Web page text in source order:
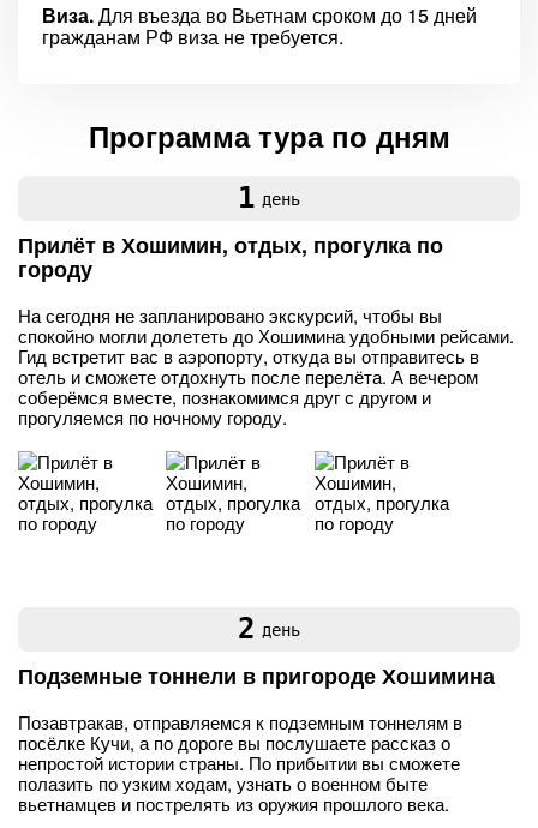
Виза.Для въезда во Вьетнам сроком до 15 дней
гражданам РФ виза не требуется.
Программа тура по дням
1 день
Прилёт в Хошимин, отдых, прогулка по
городу
На сегодня не запланировано экскурсий, чтобы вы
спокойно могли долететь до Хошимина удобными рейсами.
Гид встретит вас в аэропорту, откуда вы отправитесь в
отель и сможете отдохнуть после перелёта. А вечером
соберёмся вместе, познакомимся друг с другом и
прогуляемся по ночному городу.
2 день
Подземные тоннели в пригороде Хошимина
Позавтракав, отправляемся к подземным тоннелям в
посёлке Кучи, а по дороге вы послушаете рассказ о
непростой истории страны. По прибытии вы сможете
полазить по узким ходам, узнать о военном быте
вьетнамцев и пострелять из оружия прошлого века.